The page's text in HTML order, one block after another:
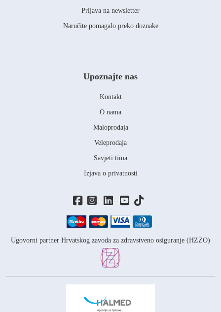
Prijava na newsletter
Naručite pomagalo preko doznake
Ugovorni partner Hrvatskog zavoda za zdravstveno osiguranje (HZZO)
Upoznajte nas
Kontakt
O nama
Maloprodaja
Veleprodaja
Savjeti tima
Izjava o privatnosti